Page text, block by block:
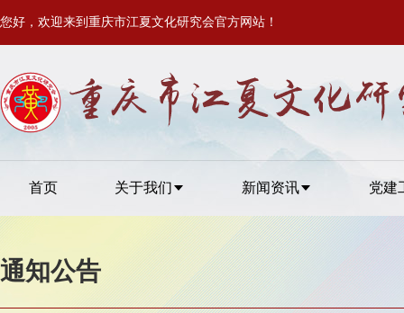
您好，欢迎来到重庆市江夏文化研究会官方网站！
首页 关于我们 新闻资讯 党建
通知公告